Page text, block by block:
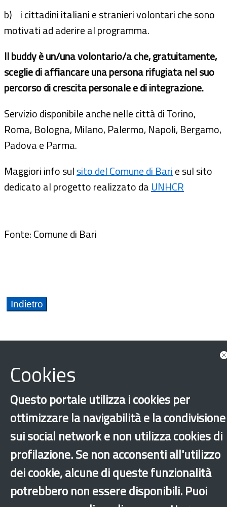
b) i cittadini italiani e stranieri volontari che sono
motivati ad aderire al programma.
Il buddy è un/una volontario/a che, gratuitamente,
sceglie di affiancare una persona rifugiata nel suo
percorso di crescita personale e di integrazione.
Servizio disponibile anche nelle città di Torino,
Roma, Bologna, Milano, Palermo, Napoli, Bergamo,
Padova e Parma.
Maggiori info sulsito del Comune di Barie sul sito
dedicato al progetto realizzato da UNHCR
Fonte: Comune di Bari
Integrazione
Bari
Bari Bergamo
Bologna
Milano
Napoli Palermo
Roma
Torino
›×
Cookies
Questo portale utilizza i cookies per
ottimizzare la navigabilità e la condivisione
sui social network e non utilizza cookies di
profilazione. Se non acconsenti all'utilizzo
dei cookie, alcune di queste funzionalità
potrebbero non essere disponibili. Puoi